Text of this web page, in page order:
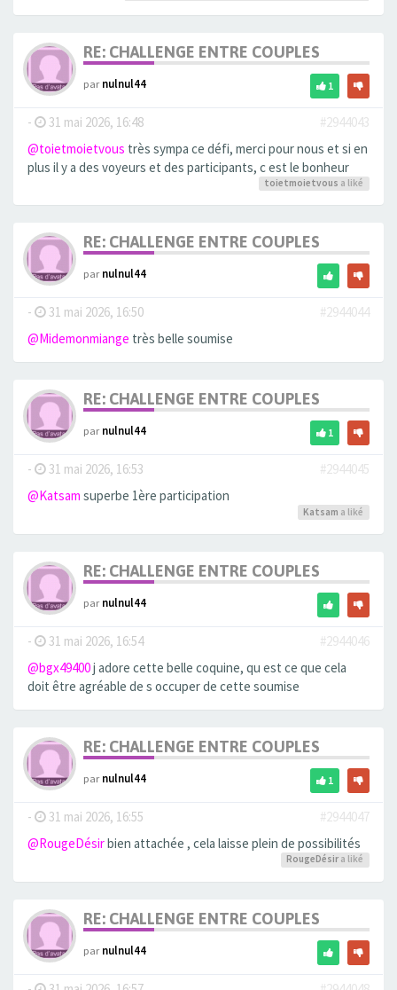
RE: CHALLENGE ENTRE COUPLES
parnulnul44 1
- 31 mai 2026, 16:48
#2944043
@toietmoietvous très sympa ce défi, merci pour nous et si en
plus il y a des voyeurs et des participants, c est le bonheur
toietmoietvous a liké
RE: CHALLENGE ENTRE COUPLES
parnulnul44
- 31 mai 2026, 16:50
#2944044
@Midemonmiange très belle soumise
RE: CHALLENGE ENTRE COUPLES
parnulnul44 1
- 31 mai 2026, 16:53
#2944045
@Katsam superbe 1ère participation
Katsam a liké
RE: CHALLENGE ENTRE COUPLES
parnulnul44
- 31 mai 2026, 16:54
#2944046
@bgx49400j adore cette belle coquine, qu est ce que cela
doit être agréable de s occuper de cette soumise
RE: CHALLENGE ENTRE COUPLES
parnulnul44 1
- 31 mai 2026, 16:55
#2944047
@RougeDésirbien attachée , cela laisse plein de possibilités
RougeDésir a liké
RE: CHALLENGE ENTRE COUPLES
parnulnul44